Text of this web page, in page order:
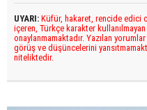
UYARI: Küfür, hakaret, rencide edici
içeren, Türkçe karakter
onaylanmamaktadır. Yazılan
görüş ve düşüncelerini
niteliktedir.